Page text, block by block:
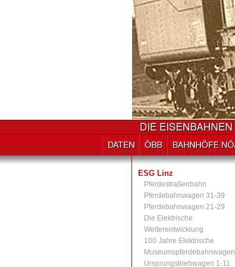
ESG Linz
Pferdestraßenbahn
Pferdebahnwagen 31-39
Pferdebahnwagen 21-29
Die Elektrische
Weiterentwicklung
100 Jahre Elektrische
Museumspferdebahnwagen
Ursprungstriebwagen 1-11